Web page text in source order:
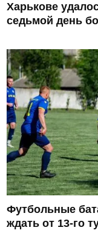
Харькове
седьмой день
Футбольные
ждать от 13-го